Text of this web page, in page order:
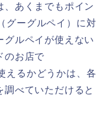
、あくまでもポイン
グーグルペイ）に対
グルペイが使えない
のお店で
えるかどうかは、各
調べていただけると